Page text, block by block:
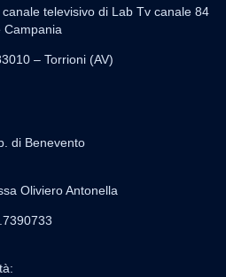
televisivo di Lab Tv canale 84
Campania
– Torrioni (AV)
di Benevento
Oliviero Antonella